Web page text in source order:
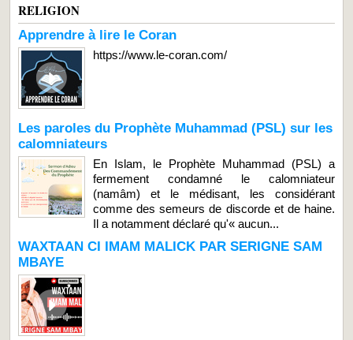
RELIGION
Apprendre à lire le Coran
https://www.le-coran.com/
Les paroles du Prophète Muhammad (PSL) sur les
calomniateurs
En Islam, le Prophète Muhammad (PSL) a
fermement condamné le calomniateur
(namâm) et le médisant, les considérant
comme des semeurs de discorde et de haine.
Il a notamment déclaré qu'« aucun...
WAXTAAN CI IMAM MALICK PAR SERIGNE SAM
MBAYE